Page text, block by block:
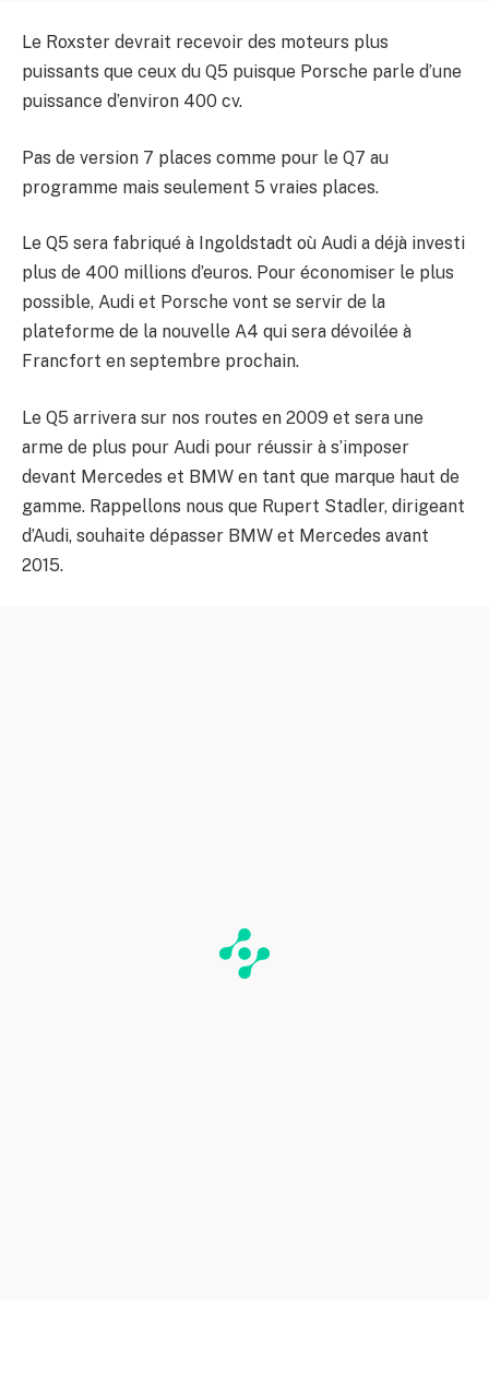
Le Roxster devrait recevoir des moteurs plus
puissants que ceux du Q5 puisque Porsche parle d’une
puissance d’environ 400 cv.
Pas de version 7 places comme pour le Q7 au
programme mais seulement 5 vraies places.
Le Q5 sera fabriqué à Ingoldstadt où Audi a déjà investi
plus de 400 millions d’euros. Pour économiser le plus
possible, Audi et Porsche vont se servir de la
plateforme de la nouvelle A4 qui sera dévoilée à
Francfort en septembre prochain.
Le Q5 arrivera sur nos routes en 2009 et sera une
arme de plus pour Audi pour réussir à s’imposer
devant Mercedes et BMW en tant que marque haut de
gamme. Rappellons nous que Rupert Stadler, dirigeant
d’Audi, souhaite dépasser BMW et Mercedes avant
2015.